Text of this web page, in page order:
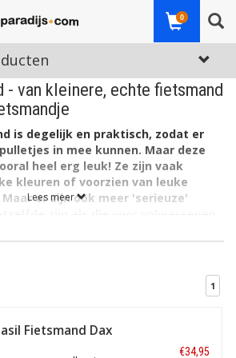
0
- van kleinere, echte fietsmand
is degelijk en praktisch, zodat er
in mee kunnen. Maar deze
heel erg leuk! Ze zijn vaak
kleuren of voorzien van leuke
er zijn ook meer 'serieuze'
vrolijke kinderkleuren. En
prints erop, met afbeeldingen die bij
zijn gemaakt van kunststof of
zijn eenvoudig aan het stuur te
Lees meer
1
Fietsmand Dax
€34,95